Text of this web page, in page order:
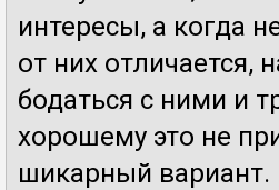
интересы, а когда
от них отличается,
бодаться с ними и
хорошему это не
шикарный вариант.